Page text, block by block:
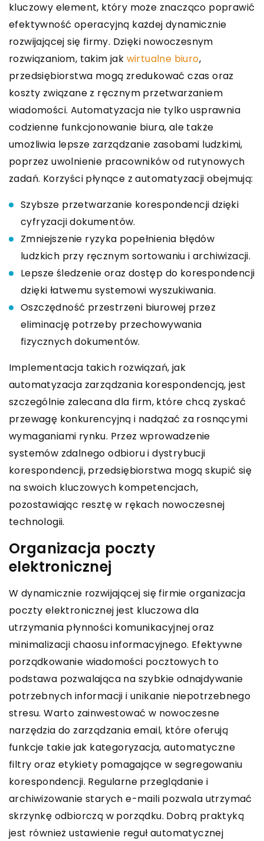
kluczowy element, który może znacząco poprawić
efektywność operacyjną każdej dynamicznie
rozwijającej się firmy. Dzięki nowoczesnym
rozwiązaniom, takim jak wirtualne biuro,
przedsiębiorstwa mogą zredukować czas oraz
koszty związane z ręcznym przetwarzaniem
wiadomości. Automatyzacja nie tylko usprawnia
codzienne funkcjonowanie biura, ale także
umożliwia lepsze zarządzanie zasobami ludzkimi,
poprzez uwolnienie pracowników od rutynowych
zadań. Korzyści płynące z automatyzacji obejmują:
Szybsze przetwarzanie korespondencji dzięki
cyfryzacji dokumentów.
Zmniejszenie ryzyka popełnienia błędów
ludzkich przy ręcznym sortowaniu i archiwizacji.
Lepsze śledzenie oraz dostęp do korespondencji
dzięki łatwemu systemowi wyszukiwania.
Oszczędność przestrzeni biurowej przez
eliminację potrzeby przechowywania
fizycznych dokumentów.
Implementacja takich rozwiązań, jak
automatyzacja zarządzania korespondencją, jest
szczególnie zalecana dla firm, które chcą zyskać
przewagę konkurencyjną i nadążać za rosnącymi
wymaganiami rynku. Przez wprowadzenie
systemów zdalnego odbioru i dystrybucji
korespondencji, przedsiębiorstwa mogą skupić się
na swoich kluczowych kompetencjach,
pozostawiając resztę w rękach nowoczesnej
technologii.
Organizacja poczty
elektronicznej
W dynamicznie rozwijającej się firmie organizacja
poczty elektronicznej jest kluczowa dla
utrzymania płynności komunikacyjnej oraz
minimalizacji chaosu informacyjnego. Efektywne
porządkowanie wiadomości pocztowych to
podstawa pozwalająca na szybkie odnajdywanie
potrzebnych informacji i unikanie niepotrzebnego
stresu. Warto zainwestować w nowoczesne
narzędzia do zarządzania email, które oferują
funkcje takie jak kategoryzacja, automatyczne
filtry oraz etykiety pomagające w segregowaniu
korespondencji. Regularne przeglądanie i
archiwizowanie starych e-maili pozwala utrzymać
skrzynkę odbiorczą w porządku. Dobrą praktyką
jest również ustawienie reguł automatycznej